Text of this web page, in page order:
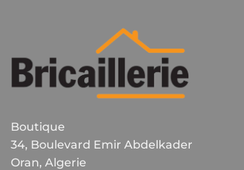
Boutique
34, Boulevard Emir Abdelkader
Oran, Algerie